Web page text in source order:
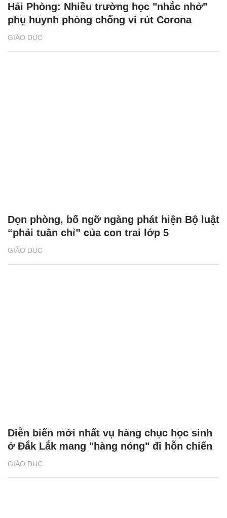
GIÁO DỤC
Hải Phòng: Nhiều trường học "nhắc nhở"
phụ huynh phòng chống vi rút Corona
GIÁO DỤC
Dọn phòng, bố ngỡ ngàng phát hiện Bộ luật
“phải tuân chỉ” của con trai lớp 5
GIÁO DỤC
Diễn biến mới nhất vụ hàng chục học sinh
ở Đắk Lắk mang "hàng nóng" đi hỗn chiến